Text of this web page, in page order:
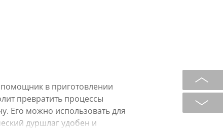
в приготовлении
превратить процессы
Его можно использовать для
дуршлаг удобен и